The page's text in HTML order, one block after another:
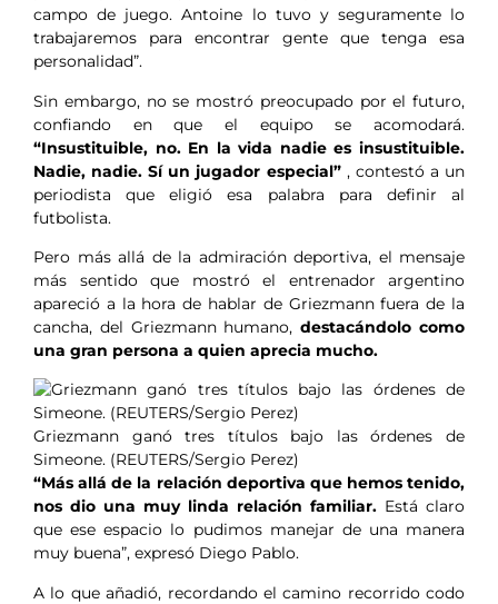
campo de juego. Antoine lo tuvo y seguramente lo
trabajaremos para encontrar gente que tenga esa
personalidad”.
Sin embargo, no se mostró preocupado por el futuro,
confiando en que el equipo se acomodará.
“Insustituible, no. En la vida nadie es insustituible.
Nadie, nadie. Sí un jugador especial”, contestó a un
periodista que eligió esa palabra para definir al
futbolista.
Pero más allá de la admiración deportiva, el mensaje
más sentido que mostró el entrenador argentino
apareció a la hora de hablar de Griezmann fuera de la
cancha, del Griezmann humano,destacándolo como
una gran persona a quien aprecia mucho.
Griezmann ganó tres títulos bajo las órdenes de
Simeone. (REUTERS/Sergio Perez)
“Más allá de la relación deportiva que hemos tenido,
nos dio una muy linda relación familiar. Está claro
que ese espacio lo pudimos manejar de una manera
muy buena”, expresó Diego Pablo.
A lo que añadió, recordando el camino recorrido codo